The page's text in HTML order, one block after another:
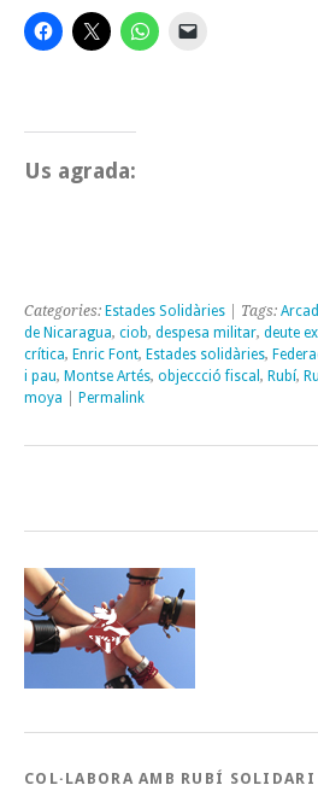
Us agrada:
Categories: Estades Solidàries | Tags:
de Nicaragua, ciob, despesa militar, deute
crítica, Enric Font, Estades solidàries,
i pau, Montse Artés, objeccció fiscal , Rubí,
moya
Permalink
COL·LABORA AMB RUBÍ SOLIDARI